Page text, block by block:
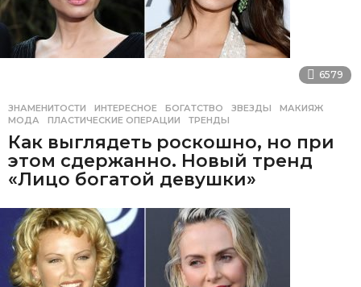
6579
ЗНАМЕНИТОСТИ ,ИНТЕРЕСНОЕ БОГАТСТВО ,ЗВЕЗДЫ ,МАКИЯЖ
МОДА
,ПЛАСТИЧЕСКИЕ ОПЕРАЦИИ ,ТРЕНДЫ
Как выглядеть роскошно, но при
этом сдержанно. Новый тренд
«Лицо богатой девушки»